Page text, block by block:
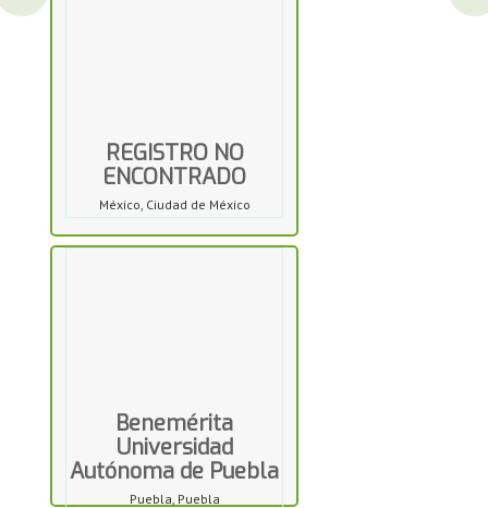
REGISTRO NO
ENCONTRADO
México, Ciudad de México
Benemérita
Universidad
Autónoma de Puebla
Puebla, Puebla